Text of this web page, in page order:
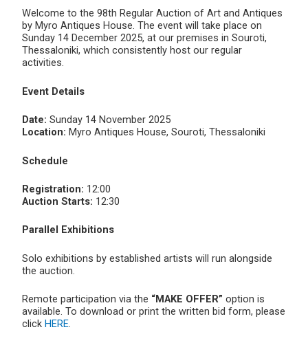
Welcome to the 98th Regular Auction of Art and Antiques
by Myro Antiques House. The event will take place on
Sunday 14 December 2025, at our premises in Souroti,
Thessaloniki, which consistently host our regular
activities.
Event Details
Date: Sunday 14 November 2025
Location: Myro Antiques House, Souroti, Thessaloniki
Schedule
Registration: 12:00
Auction Starts: 12:30
Parallel Exhibitions
Solo exhibitions by established artists will run alongside
the auction.
Remote participation via the “MAKE OFFER” option is
available. To download or print the written bid form, please
click HERE.